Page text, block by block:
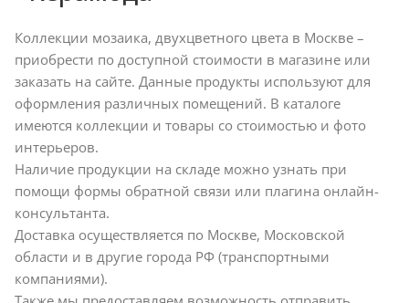
Коллекции мозаика, двухцветного цвета в Москве –
приобрести по доступной стоимости в магазине или
заказать на сайте. Данные продукты используют для
оформления различных помещений. В каталоге
имеются коллекции и товары со стоимостью и фото
интерьеров.
Наличие продукции на складе можно узнать при
помощи формы обратной связи или плагина онлайн-
консультанта.
Доставка осуществляется по Москве, Московской
области и в другие города РФ (транспортными
компаниями).